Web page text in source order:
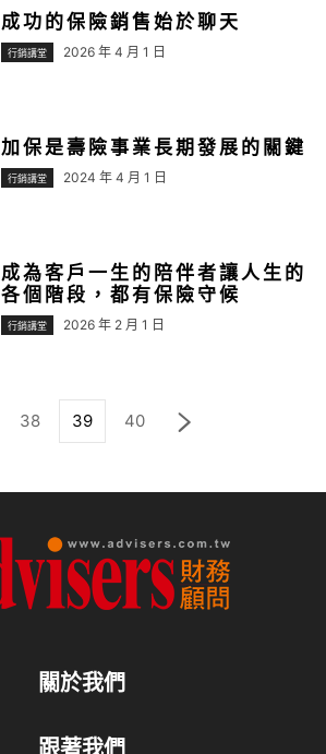
成功的保險銷售始於聊天
行銷講堂 2026 年 4 月 1 日
加保是壽險事業長期發展的關鍵
行銷講堂 2024 年 4 月 1 日
成為客戶一生的陪伴者讓人生的
各個階段，都有保險守候
行銷講堂 2026 年 2 月 1 日
38 39 40
關於我們
跟著我們